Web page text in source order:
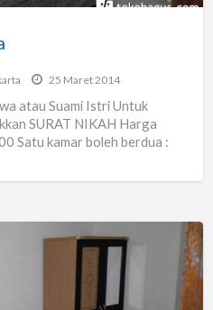
25 Maret 2014
atau Suami Istri Untuk
SURAT NIKAH Harga
Satu kamar boleh berdua :